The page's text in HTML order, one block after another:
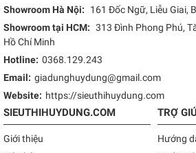
Showroom Hà Nội:
161 Đốc Ngữ, Liễu Giai,
Showroom tại HCM: 313 Đình Phong Phú,
Hồ Chí Minh
Hotline: 0368.129.243
Email: giadunghuydung@gmail.com
Website: https://sieuthihuydung.com
SIEUTHIHUYDUNG.COM
Giới thiệu
TRỢ
Hướng